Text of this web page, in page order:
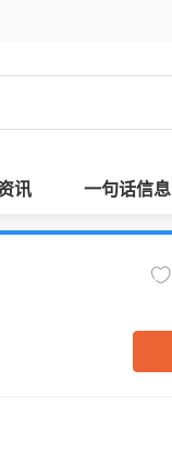
讯 一句话信息